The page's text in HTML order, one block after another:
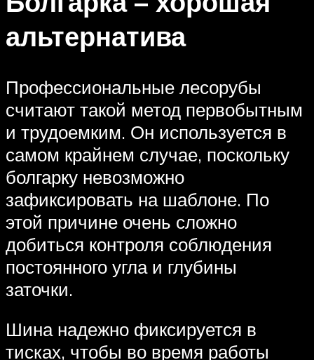
альтернатива
Профессиональные лесорубы
считают такой метод первобытным
и трудоемким. Он используется в
самом крайнем случае, поскольку
болгарку невозможно
зафиксировать на шаблоне. По
этой причине очень сложно
добиться контроля соблюдения
постоянного угла и глубины
заточки.
Шина надежно фиксируется в
тисках, чтобы во время работы